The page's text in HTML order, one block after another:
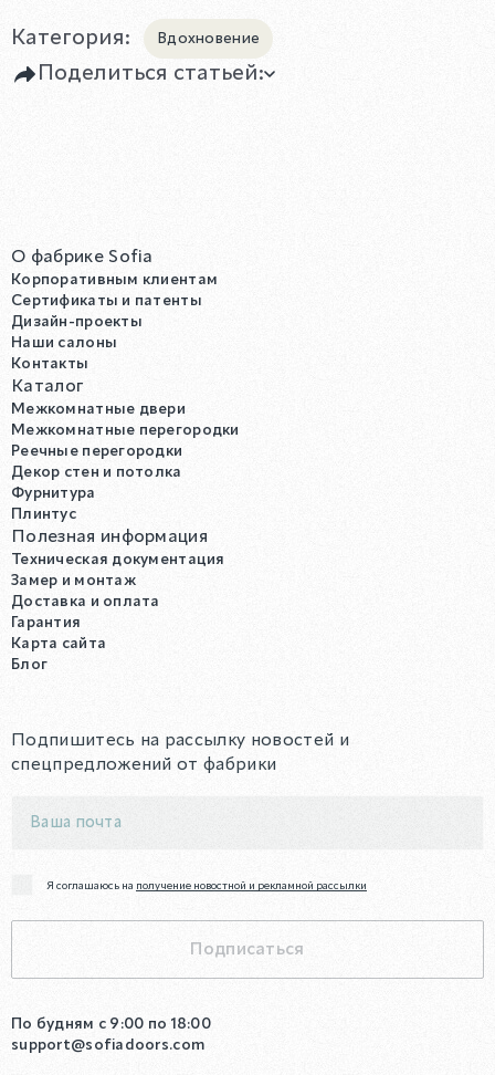
Категория: Вдохновение
Поделиться статьей:
О фабрике Sofia
Корпоративным клиентам
Сертификаты и патенты
Дизайн-проекты
Наши салоны
Контакты
Каталог
Межкомнатные двери
Межкомнатные перегородки
Реечные перегородки
Декор стен и потолка
Фурнитура
Плинтус
Полезная информация
Техническая документация
Замер и монтаж
Доставка и оплата
Гарантия
Карта сайта
Блог
Подпишитесь на рассылку новостей и
спецпредложений от фабрики
Я соглашаюсь на получение новостной и рекламной рассылки
Подписаться
По будням с 9:00 по 18:00
support@sofiadoors.com